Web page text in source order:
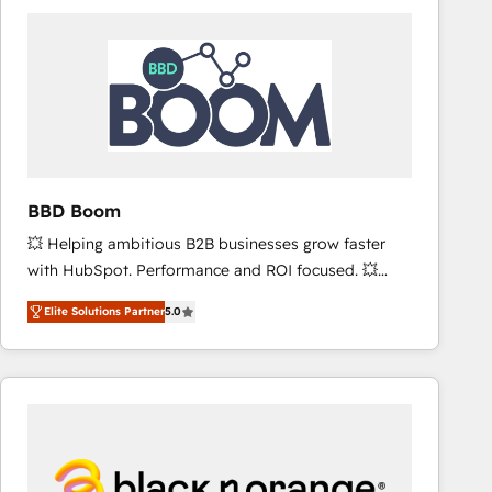
worldwide, and with over 15 years in the ecosystem,
Huble has built a track record that speaks for itself.
One company, one operating model, delivering
across offices and consulting teams in the UK, USA,
Canada, Germany, France, Belgium, Singapore, and
international offices and 175+ employees.
BBD Boom
💥 Helping ambitious B2B businesses grow faster
with HubSpot. Performance and ROI focused. 💥
BBD Boom is the HubSpot partner that can help you
to HubSpot Better. We work with your teams to
solve all your HubSpot challenges and improve user
adoption, sales process and marketing results.
HubSpot set-up for better results 🌐 Website design
and build using HubSpot 🔌 Integrating HubSpot
Elite Solutions Partner5.0